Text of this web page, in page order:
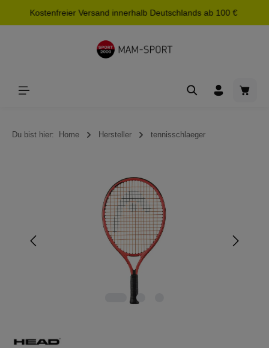
springen
Kostenfreier Versand innerhalb Deutschlands ab 100 €
Du bist hier: Home Hersteller tennisschlaeger
Bildergalerie überspringen